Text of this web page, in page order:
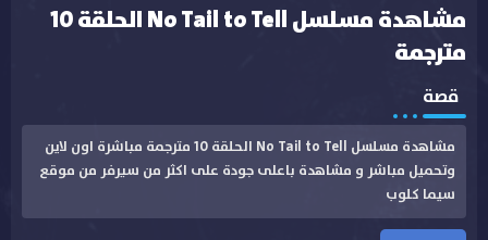
مشاهدة مسلسل No Tail to Tell الحلقة 10
مترجمة
قصة
مشاهدة مسلسل No Tail to Tell الحلقة 10 مترجمة مباشرة اون لاين
وتحميل مباشر و مشاهدة باعلى جودة على اكثر من سيرفر من موقع
سيما كلوب